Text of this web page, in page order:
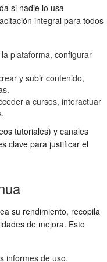
si nadie lo usa
integral para todos
plataforma, configurar
y subir contenido,
a cursos, interactuar
tutoriales) y canales
clave para justificar el
su rendimiento, recopila
de mejora. Esto
informes de uso,